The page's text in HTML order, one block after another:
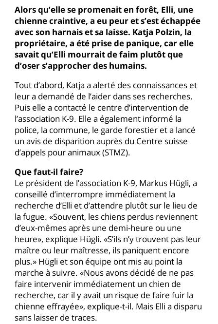
Alors qu’elle se promenait en forêt, Elli, une
chienne craintive, a eu peur et s’est échappée
avec son harnais et sa laisse. Katja Polzin, la
propriétaire, a été prise de panique, car elle
savait qu’Elli mourrait de faim plutôt que
d’oser s’approcher des humains.
Tout d’abord, Katja a alerté des connaissances et
leur a demandé de l’aider dans ses recherches.
Puis elle a contacté le centre d’intervention de
l’association K-9. Elle a également informé la
police, la commune, le garde forestier et a lancé
un avis de disparition auprès du Centre suisse
d’appels pour animaux (STMZ).
Que faut-il faire?
Le président de l’association K-9, Markus Hügli, a
conseillé d’interrompre immédiatement la
recherche d’Elli et d’attendre plutôt sur le lieu de
la fugue. «Souvent, les chiens perdus reviennent
d’eux-mêmes après une demi-heure ou une
heure», explique Hügli. «S’ils n’y trouvent pas leur
maître ou leur maîtresse, ils paniquent encore
plus.» Hügli et son équipe ont mis au point la
marche à suivre. «Nous avons décidé de ne pas
faire intervenir immédiatement un chien de
recherche, car il y avait un risque de faire fuir la
chienne effrayée», explique-t-il. Mais Elli a disparu
sans laisser de traces.